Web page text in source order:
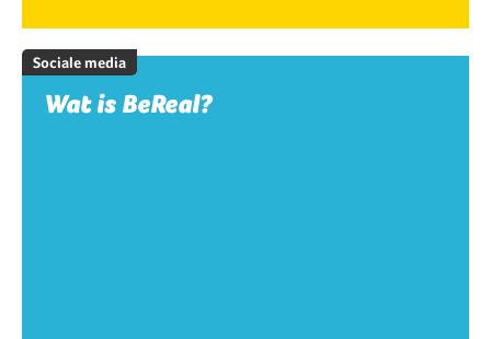
Sociale media
Wat is BeReal?